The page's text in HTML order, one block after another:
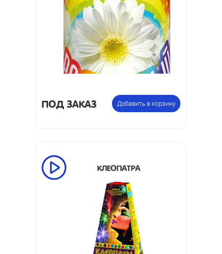
Высота пламени, м:
Размеры изделия,
174 х 126 х 126
Вес упаковки, кг:
0.25
Цена указана за
фасовку:
Фонтан
пиротехнический
ПОД ЗАКАЗ Добавить в корзину
КЛЕОПАТРА
Время работы, сек:
110
Высота пламени, м:
5
Размеры изделия,
320 х 220
Цена указана за
Фонтан
пиротехнический